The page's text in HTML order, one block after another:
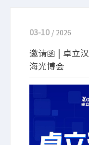
03-10 / 2026
邀请函 | 卓立
海光博会
会。此次参展，我
仪器、精密光机械